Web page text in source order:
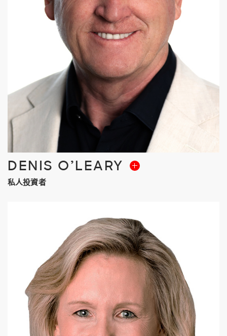
DENIS O’LEARY
私人投資者